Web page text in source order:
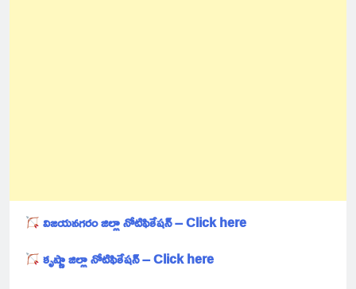
విజయనగరం జిల్లా నోటిఫికేషన్ – Click here
కృష్ణా జిల్లా నోటిఫికేషన్ – Click here